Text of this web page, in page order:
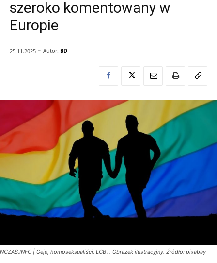
szeroko komentowany w
Europie
25.11.2025 - Autor: BD
NCZAS.INFO | Geje, homoseksualiści, LGBT. Obrazek ilustracyjny. Źródło: pixabay